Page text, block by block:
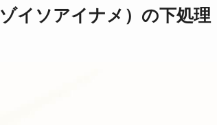
イソアイナメ）の下処理